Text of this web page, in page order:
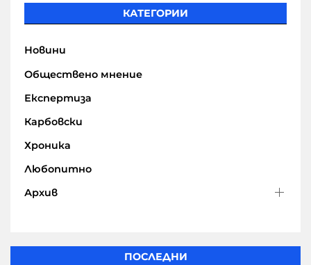
КАТЕГОРИИ
Новини
Обществено мнение
Експертиза
Карбовски
Хроника
Любопитно
Архив
ПОСЛЕДНИ